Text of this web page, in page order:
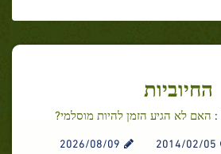
החיוביות
האם לא הגיע הזמן להיות מוסלמי?
2014/02/05
2026/08/09